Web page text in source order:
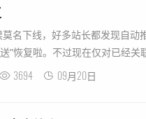
名下线，好多站长都发现自动
”恢复啦。不过现在仅对已经关
3694 09月20日